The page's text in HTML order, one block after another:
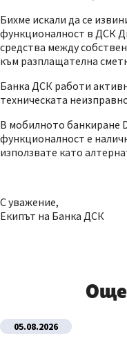
Бихме искали да се
функционалност в ДСК
средства между
към разплащателна
Банка ДСК работи
техническата
В мобилното банкиране
функционалност е
използвате като
С уважение,
Екипът на Банка ДСК
Още
05.08.2026